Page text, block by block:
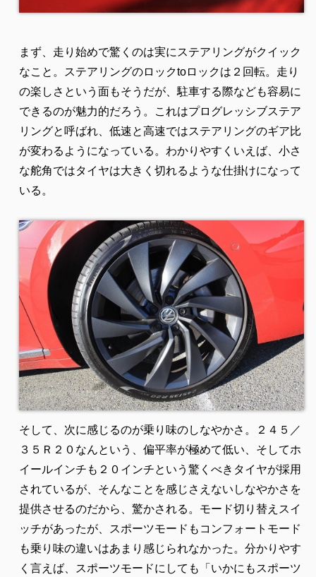
まず、走り始めで驚くのは実にステアリングがクイック
なこと。ステアリングのロックtoロックは２回転。走り
の楽しさという面もそうだが、駐車する際なども容易に
できるのが魅力的だろう。これはプログレッシブステア
リングと呼ばれ、低速と高速ではステアリングのギア比
が変わるようになっている。わかりやすくいえば、小さ
な舵角ではタイヤは大きく切れるような仕掛けになって
いる。
そして、次に感じるのが乗り味のしなやかさ。２４５／
３５Ｒ２０なんという、偏平率が極めて低い、そしてホ
イールインチも２０インチという驚くべきタイヤが採用
されているが、そんなことを感じさえないしなやかさを
提供させるのだから、驚かされる。モード切り替えスイ
ッチがあったが、スポーツモードもコンフォートモード
も乗り味の違いはあまり感じられなかった。分かりやす
く言えば、スポーツモードにしても「いかにもスポーツ